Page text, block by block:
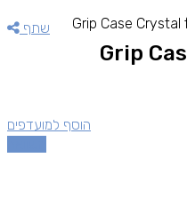
שתף Grip Case
Grip
הוסף למועדפים